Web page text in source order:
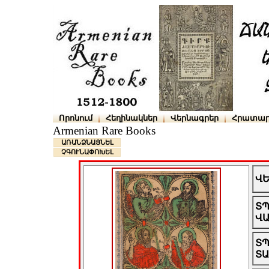
Որոնում Հեղինակներ Վերնագրեր
Armenian Rare Books
ԱՌԱՆՁՆԱՑՆԵԼ
ՉԳՈՒՆԱՓՈԽԵԼ